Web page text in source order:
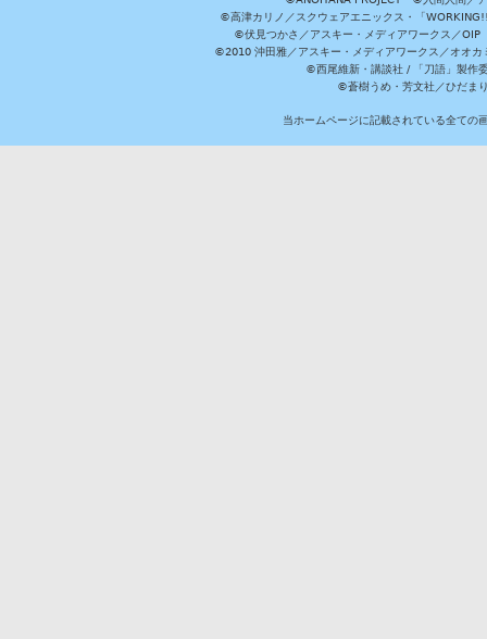
©高津カリノ／スクウェアエニックス・「
©伏見つかさ／アスキー・メディアワークス／
©2010 沖田雅／アスキー・メディアワークス／オオ
©西尾維新・講談社 / 「刀語」製作
©蒼樹うめ・芳文社／ひだま
当ホームページに記載されている全ての